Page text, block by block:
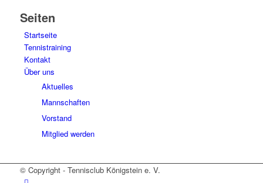
Seiten
Startseite
Tennistraining
Kontakt
Über uns
Aktuelles
Mannschaften
Vorstand
Mitglied werden
© Copyright - Tennisclub Königstein e. V.